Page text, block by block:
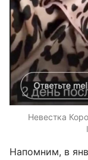
Невестка
Напомним, в